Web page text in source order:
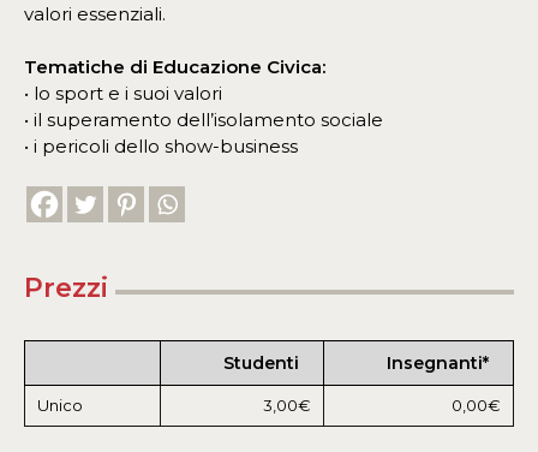
valori essenziali.
Tematiche di Educazione Civica:
• lo sport e i suoi valori
• il superamento dell’isolamento sociale
• i pericoli dello show-business
Prezzi
Studenti Insegnanti*
Unico 3,00€ 0,00€